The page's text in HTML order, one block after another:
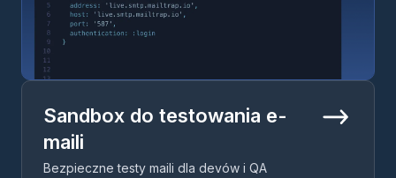
Sandbox do testowania e-
maili
Bezpieczne testy maili dla devów i QA